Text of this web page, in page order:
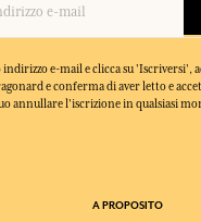
indirizzo e-mail e clicca su 'Iscriversi',
e conferma di aver letto e
annullare l'iscrizione in qualsiasi
A PROPOSITO